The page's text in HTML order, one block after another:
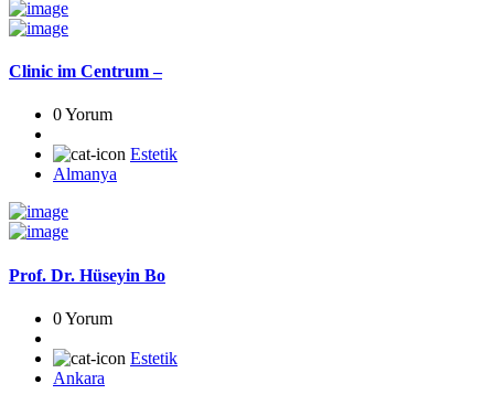
Clinic im Centrum –
0 Yorum
Estetik
Almanya
Prof. Dr. Hüseyin Bo
0 Yorum
Estetik
Ankara